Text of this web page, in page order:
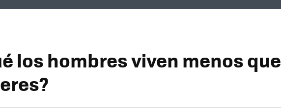
los hombres viven menos que